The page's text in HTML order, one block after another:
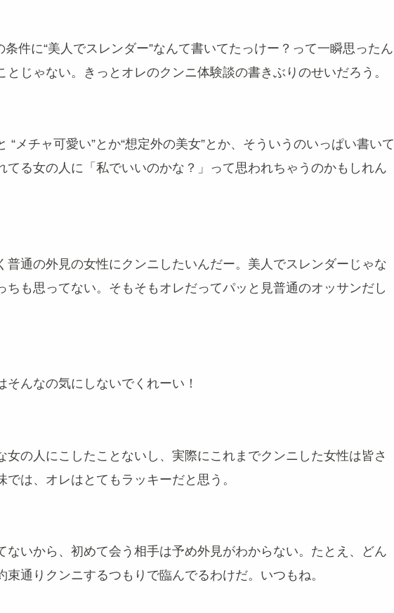
件に“美人でスレンダー”なんて書いてたっけー？って一瞬思ったん
じゃない。きっとオレのクンニ体験談の書きぶりのせいだろう。
“メチャ可愛い”とか“想定外の美女”とか、そういうのいっぱい書いて
てる女の人に「私でいいのかな？」って思われちゃうのかもしれん
普通の外見の女性にクンニしたいんだー。美人でスレンダーじゃな
ちも思ってない。そもそもオレだってパッと見普通のオッサンだし
んなの気にしないでくれーい！
女の人にこしたことないし、実際にこれまでクンニした女性は皆さ
は、オレはとてもラッキーだと思う。
ないから、初めて会う相手は予め外見がわからない。たとえ、どん
通りクンニするつもりで臨んでるわけだ。いつもね。